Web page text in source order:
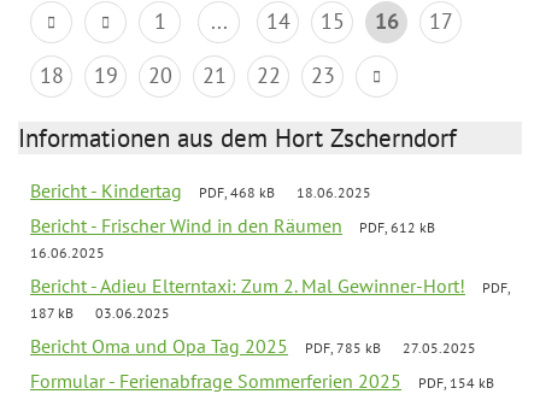
1 ... 14 15 16
17
18
19 20 21 22 23
Informationen aus dem Hort Zscherndorf
Bericht - Kindertag PDF, 468 kB 18.06.2025
Bericht - Frischer Wind in den Räumen
PDF, 612 kB
16.06.2025
Bericht - Adieu Elterntaxi: Zum 2. Mal Gewinner-Hort!
PDF,
187 kB
03.06.2025
Bericht Oma und Opa Tag 2025 PDF, 785 kB 27.05.2025
Formular - Ferienabfrage Sommerferien 2025
PDF, 154 kB